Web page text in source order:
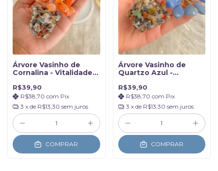
Árvore Vasinho de
Cornalina - Vitalidade e
R$39,90
R$38,70 com Pix
3 x de R$13,30 sem juros
COMPRAR
Árvore Vasinho de
Quartzo Azul -
R$39,90
R$38,70 com Pix
3 x de R$13,30 sem juros
COMPRAR